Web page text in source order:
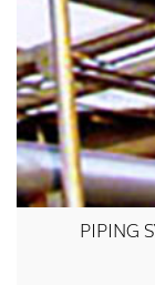
PIPING